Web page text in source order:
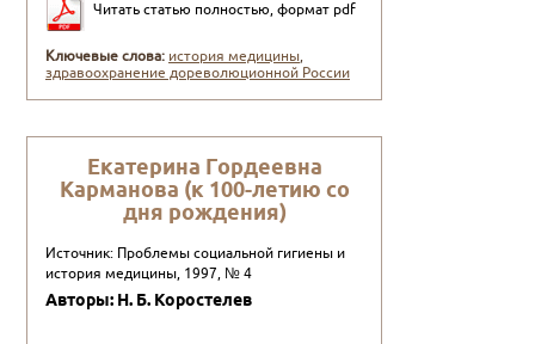
Читать статью полностью, формат pdf
Ключевые слова: история медицины,
здравоохранение дореволюционной России
Екатерина Гордеевна
Карманова (к 100-летию со
дня рождения)
Источник: Проблемы социальной гигиены и
история медицины, 1997, № 4
Авторы: Н. Б. Коростелев